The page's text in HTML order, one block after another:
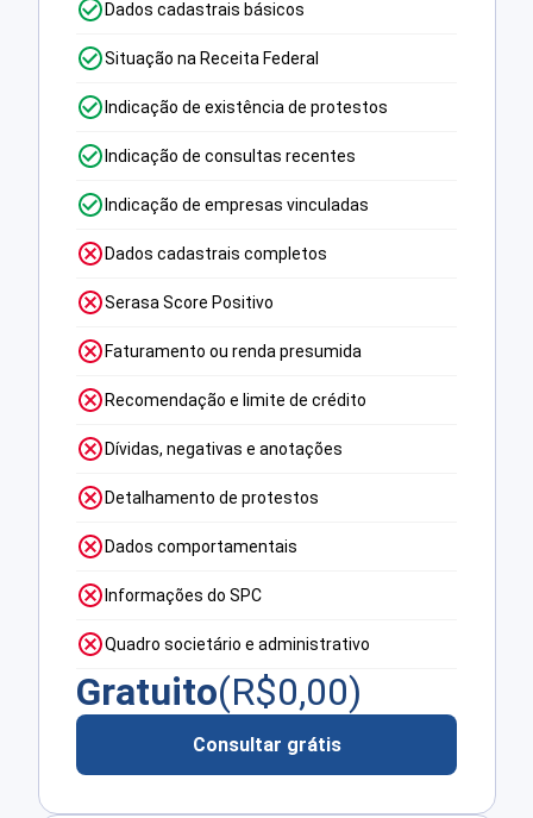
Dados cadastrais básicos
Situação na Receita Federal
Indicação de existência de protestos
Indicação de consultas recentes
Indicação de empresas vinculadas
Dados cadastrais completos
Serasa Score Positivo
Faturamento ou renda presumida
Recomendação e limite de crédito
Dívidas, negativas e anotações
Detalhamento de protestos
Dados comportamentais
Informações do SPC
Quadro societário e administrativo
Gratuito(R$0,00)
Consultar grátis